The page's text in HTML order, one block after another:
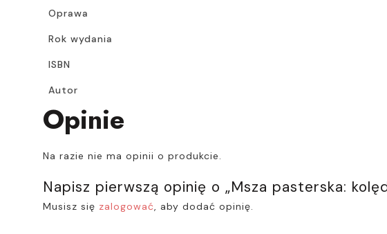
Oprawa
Rok wydania
ISBN
Autor
Opinie
Na razie nie ma opinii o produkcie.
Napisz pierwszą opinię o „Msza pasterska:
Musisz się zalogować, aby dodać opinię.